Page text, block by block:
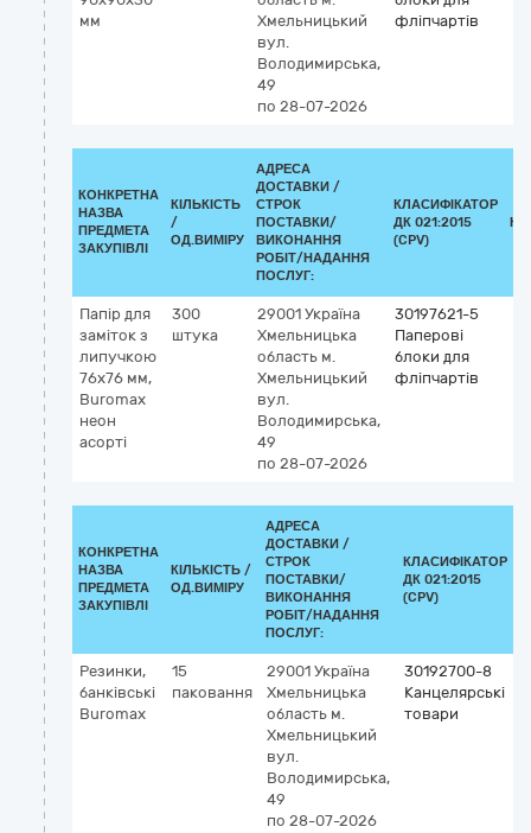
мм
Хмельницький
вул.
Володимирська,
49
по 28-07-2026
фліпчартів
КОНКРЕТНА
НАЗВА
ПРЕДМЕТА
ЗАКУПІВЛІ
КІЛЬКІСТЬ
/
ОД.ВИМІРУ
АДРЕСА
ДОСТАВКИ /
СТРОК
ПОСТАВКИ/
ВИКОНАННЯ
РОБІТ/НАДАННЯ
ПОСЛУГ:
КЛАСИФІКАТОР
ДК 021:2015
(CPV)
Папір для
заміток з
липучкою
76х76 мм,
Buromax
неон
асорті
300
штука
29001 Україна
Хмельницька
область м.
Хмельницький
вул.
Володимирська,
49
по 28-07-2026
30197621-5
Паперові
блоки для
фліпчартів
КОНКРЕТНА
НАЗВА
ПРЕДМЕТА
ЗАКУПІВЛІ
КІЛЬКІСТЬ /
ОД.ВИМІРУ
АДРЕСА
ДОСТАВКИ /
СТРОК
ПОСТАВКИ/
ВИКОНАННЯ
РОБІТ/НАДАННЯ
ПОСЛУГ:
КЛАСИФІКАТОР
ДК 021:2015
(CPV)
Резинки,
банківські
Buromax
15
паковання
29001 Україна
Хмельницька
область м.
Хмельницький
вул.
Володимирська,
49
по 28-07-2026
30192700-8
Канцелярські
товари